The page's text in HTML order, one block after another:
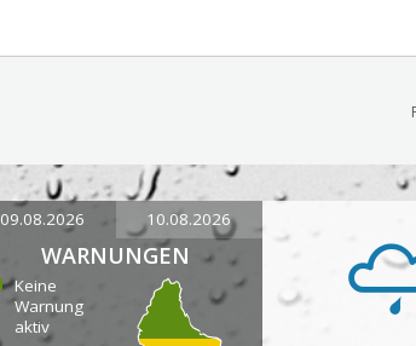
09.08.2026 10.08.2026
WARNUNGEN
Keine
Warnung
aktiv